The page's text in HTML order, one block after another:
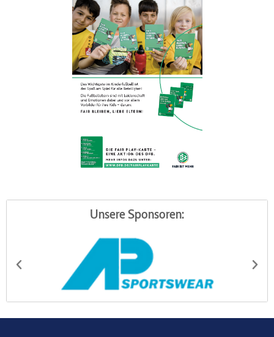
Unsere Sponsoren:
AP Sportswear